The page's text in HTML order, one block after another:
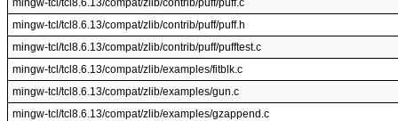
mingw-tcl/tcl8.6.13/compat/zlib/contrib/puff/puff.c
mingw-tcl/tcl8.6.13/compat/zlib/contrib/puff/puff.h
mingw-tcl/tcl8.6.13/compat/zlib/contrib/puff/pufftest.c
mingw-tcl/tcl8.6.13/compat/zlib/examples/fitblk.c
mingw-tcl/tcl8.6.13/compat/zlib/examples/gun.c
mingw-tcl/tcl8.6.13/compat/zlib/examples/gzappend.c